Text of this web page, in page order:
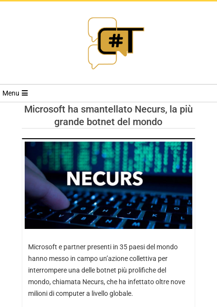
RIVISTA
TRENDS
Menu
Microsoft ha smantellato Necurs, la più
grande botnet del mondo
Microsoft e partner presenti in 35 paesi del mondo
hanno messo in campo un’azione collettiva per
interrompere una delle botnet più prolifiche del
mondo, chiamata Necurs, che ha infettato oltre nove
milioni di computer a livello globale.